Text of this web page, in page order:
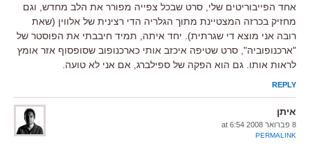
אחד הפייבוריטים שלי, סרט שבכל צפייה מפורר את הלב מחדש, וגם
מחזיק בכרזה המצטיינת מתוך הגלריה הדי רצינית של אלווין (שאת
רובה אני מוצא די שגרתית). יחד איתה, תמיד חיבבתי את הפוסטר של
"ארכנופוביה", סרט שטיפה איכזב אותי כארכנופוב שסופסוף אזר אומץ
לראות אותו. גם הוא הפקה של ספילברג, אם אני לא טועה.
REPLY
איתן
8 פברואר 2008 at 6:54
PERMALINK